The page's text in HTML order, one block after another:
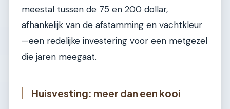
meestal tussen de 75 en 200 dollar,
afhankelijk van de afstamming en vachtkleur
—een redelijke investering voor een metgezel
die jaren meegaat.
Huisvesting: meer dan een kooi